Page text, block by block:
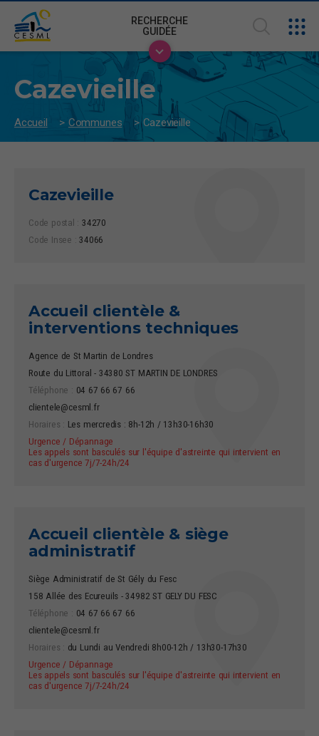
RECHERCHE
GUIDÉE
Cazevieille
Accueil > Communes >Cazevieille
Cazevieille
Code postal : 34270
Code Insee : 34066
Accueil clientèle &
interventions techniques
Agence de St Martin de Londres
Route du Littoral - 34380 ST MARTIN DE LONDRES
Téléphone : 04 67 66 67 66
clientele@cesml.fr
Horaires : Les mercredis : 8h-12h / 13h30-16h30
Urgence / Dépannage
Les appels sont basculés sur l'équipe d'astreinte qui intervient en
cas d'urgence 7j/7-24h/24
Accueil clientèle & siège
administratif
Siège Administratif de St Gély du Fesc
158 Allée des Ecureuils - 34982 ST GELY DU FESC
Téléphone : 04 67 66 67 66
clientele@cesml.fr
Horaires : du Lundi au Vendredi 8h00-12h / 13h30-17h30
Urgence / Dépannage
Les appels sont basculés sur l'équipe d'astreinte qui intervient en
cas d'urgence 7j/7-24h/24